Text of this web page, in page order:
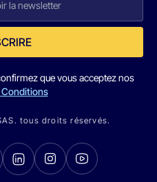
que vous acceptez nos
tous droits réservés.